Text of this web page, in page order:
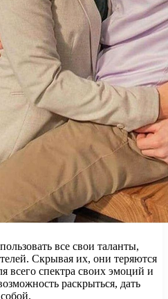
все свои таланты,
Скрывая их, они теряются
всего спектра своих эмоций и
раскрыться, дать